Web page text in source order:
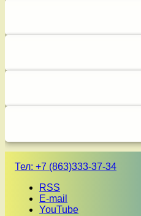
Тел: +7 (863)333-37-34
RSS
E-mail
YouTube